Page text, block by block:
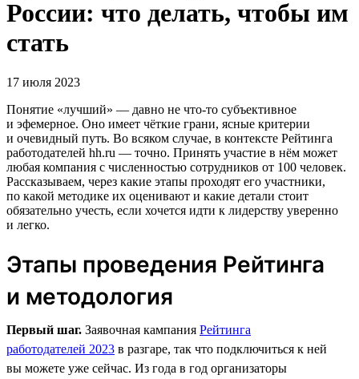
России: что делать, чтобы им
стать
17 июля 2023
Понятие «лучший» — давно не что-то субъективное
и эфемерное. Оно имеет чёткие грани, ясные критерии
и очевидный путь. Во всяком случае, в контексте Рейтинга
работодателей hh.ru — точно. Принять участие в нём может
любая компания с численностью сотрудников от 100 человек.
Рассказываем, через какие этапы проходят его участники,
по какой методике их оценивают и какие детали стоит
обязательно учесть, если хочется идти к лидерству уверенно
и легко.
Этапы проведения Рейтинга
и методология
Первый шаг. Заявочная кампания Рейтинга
работодателей 2023 в разгаре, так что подключиться к ней
вы можете уже сейчас. Из года в год организаторы